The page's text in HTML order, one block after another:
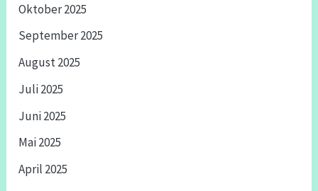
Oktober 2025
September 2025
August 2025
Juli 2025
Juni 2025
Mai 2025
April 2025